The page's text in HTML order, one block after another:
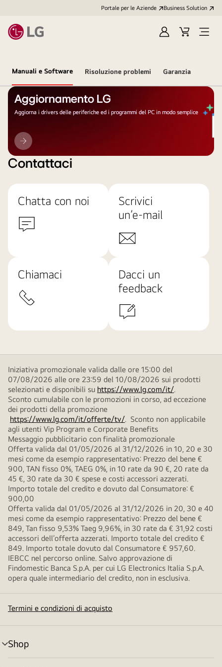
Portale per le Aziende Business Solution
AccediCart
Open
Manuali e Software Risoluzione problemi Garanzia
Aggiornamento LG
Aggiorna i drivers delle periferiche ed i programmi del PC in modo semplice
Aggiornamento
LG
Contattaci
Chatta con noi
Scrivici
un’e-mail
Chiamaci
Dacci un
feedback
Iniziativa promozionale valida dalle ore 15:00 del
07/08/2026 alle ore 23:59 del 10/08/2026 sui prodotti
selezionati e disponibili su https://www.lg.com/it/.
Sconto cumulabile con le promozioni in corso, ad eccezione
dei prodotti della promozione
https://www.lg.com/it/offerte/tv/. Sconto non applicabile
agli utenti Vip Program e Corporate Benefits
Messaggio pubblicitario con finalità promozionale
Offerta valida dal 01/05/2026 al 31/12/2026 in 10, 20 e 30
mesi come da esempio rappresentativo: Prezzo del bene €
900, TAN fisso 0%, TAEG 0%, in 10 rate da 90 €, 20 rate da
45 €, 30 rate da 30 € spese e costi accessori azzerati.
Importo totale del credito e dovuto dal Consumatore: €
900,00
Offerta valida dal 01/05/2026 al 31/12/2026 in 20, 30 e 40
mesi come da esempio rappresentativo: Prezzo del bene €
849, Tan fisso 9,53% Taeg 9,96%, in 30 rate da € 31,92 costi
accessori dell’offerta azzerati. Importo totale del credito €
849. Importo totale dovuto dal Consumatore € 957,60.
IEBCC nel percorso online. Salvo approvazione di
Findomestic Banca S.p.A. per cui LG Electronics Italia S.p.A.
opera quale intermediario del credito, non in esclusiva.
Termini e condizioni di acquisto
Shop
Attivazione
menu